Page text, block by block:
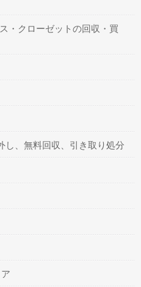
・クローゼットの回収・買
し、無料回収、引き取り処分